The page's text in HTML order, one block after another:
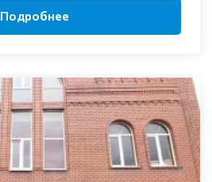
Подробнее